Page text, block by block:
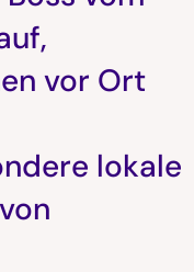
vor Ort
lokale